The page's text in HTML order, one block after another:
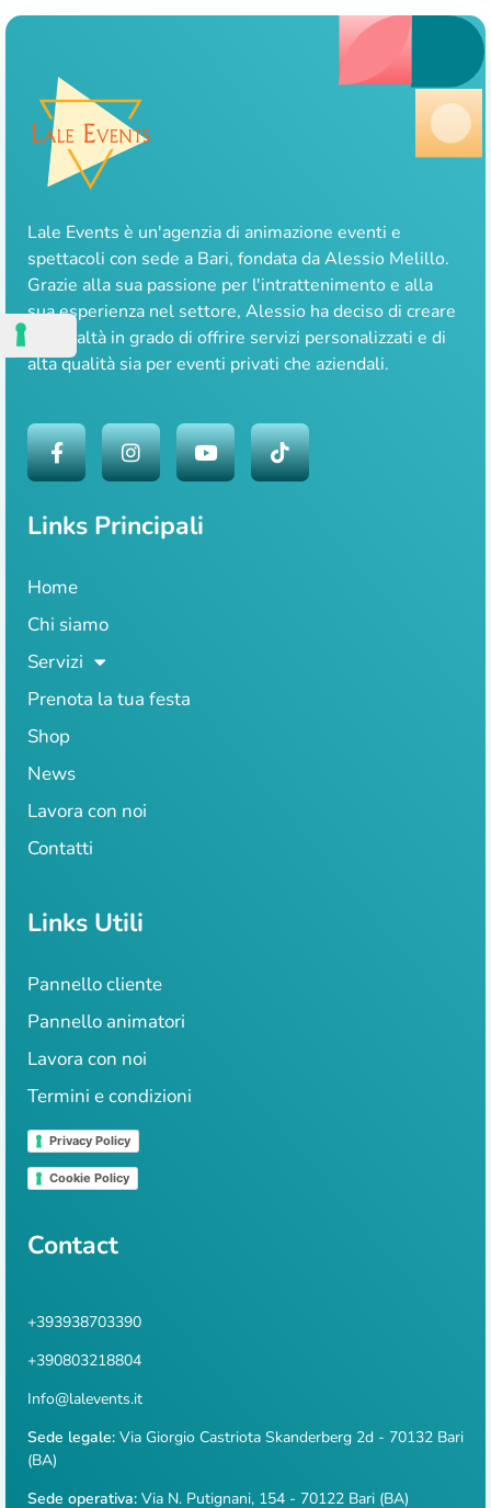
Lale Events è un'agenzia di animazione eventi e
spettacoli con sede a Bari, fondata da Alessio Melillo.
Grazie alla sua passione per l'intrattenimento e alla
sua esperienza nel settore, Alessio ha deciso di creare
una realtà in grado di offrire servizi personalizzati e di
alta qualità sia per eventi privati che aziendali.
Links Principali
Home
Chi siamo
Servizi
Prenota la tua festa
Shop
News
Lavora con noi
Contatti
Links Utili
Pannello cliente
Pannello animatori
Lavora con noi
Termini e condizioni
Privacy Policy
Cookie Policy
Contact
+393938703390
+390803218804
Info@lalevents.it
Sede legale: Via Giorgio Castriota Skanderberg 2d - 70132 Bari
(BA)
Sede operativa: Via N. Putignani, 154 - 70122 Bari (BA)